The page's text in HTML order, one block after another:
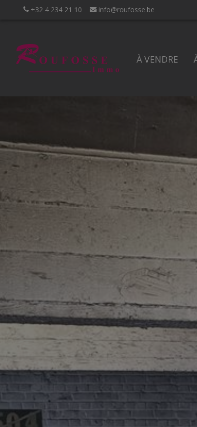
+32 4 234 21 10 info@roufosse.be
À VENDRE